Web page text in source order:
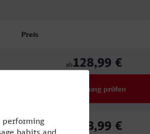
Preis
ab128,99 €
Verbindung prüfen
128,99 €